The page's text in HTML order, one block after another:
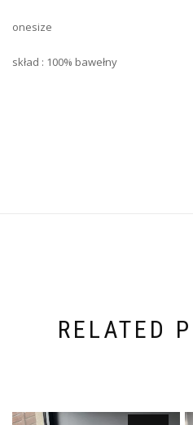
onesize
skład : 100% bawełny
RELATED